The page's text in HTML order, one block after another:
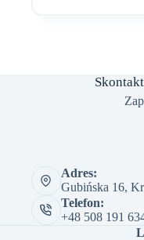
Adres:
Gubińska 16,
Telefon:
+48 508 191